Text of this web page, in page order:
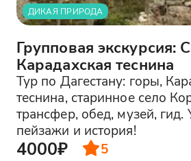
ДИКАЯ ПРИРОДА
Групповая экскурсия:
Карадахская теснина
Тур по Дагестану: горы,
теснина, старинное село
трансфер, обед, музей, гид.
пейзажи и история!
4000₽ 5